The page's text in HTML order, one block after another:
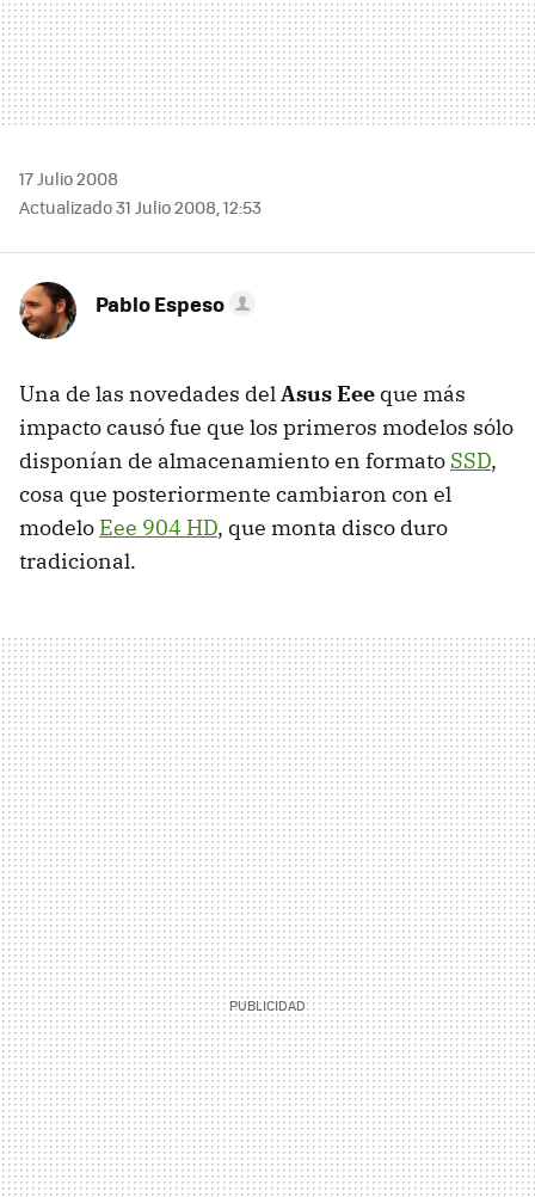
17 Julio 2008
Actualizado 31 Julio 2008, 12:53
Pablo Espeso
Una de las novedades delAsus Eee que más
impacto causó fue que los primeros modelos sólo
disponían de almacenamiento en formato SSD,
cosa que posteriormente cambiaron con el
modelo Eee 904 HD, que monta disco duro
tradicional.